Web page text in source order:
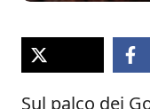
Sul palco dei